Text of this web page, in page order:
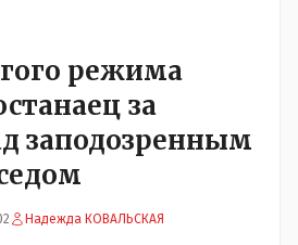
режима
за
заподозренным
Надежда КОВАЛЬСКАЯ